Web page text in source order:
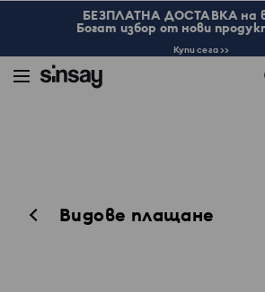
БЕЗПЛАТНА ДОСТАВКА на
Богат избор от нови
Купи сега >>
Видове плащане